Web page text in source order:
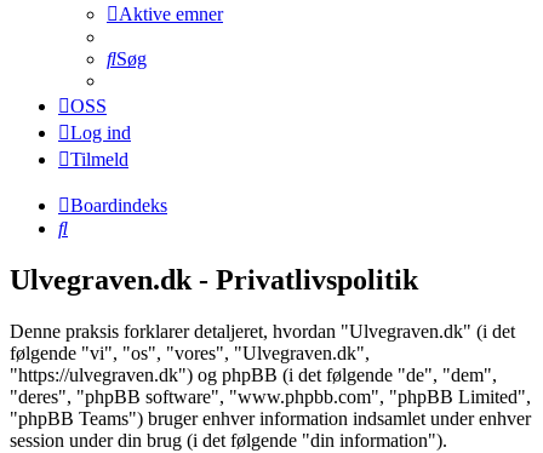
Aktive emner
Søg
OSS
Log ind
Tilmeld
Boardindeks
Søg
Ulvegraven.dk - Privatlivspolitik
Denne praksis forklarer detaljeret, hvordan "Ulvegraven.dk" (i det
følgende "vi", "os", "vores", "Ulvegraven.dk",
"https://ulvegraven.dk") og phpBB (i det følgende "de", "dem",
"deres", "phpBB software", "www.phpbb.com", "phpBB Limited",
"phpBB Teams") bruger enhver information indsamlet under enhver
session under din brug (i det følgende "din information").